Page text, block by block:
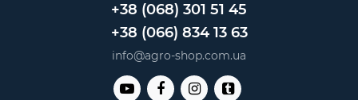
+38 (068) 301 51 45
+38 (066) 834 13 63
info@agro-shop.com.ua